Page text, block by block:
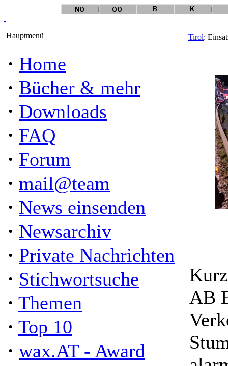
Hauptmenü
· Home
· Bücher & mehr
· Downloads
· FAQ
· Forum
· mail@team
· News einsenden
· Newsarchiv
· Private Nachrichten
· Stichwortsuche
· Themen
· Top 10
· wax.AT - Award
Tirol:
AB